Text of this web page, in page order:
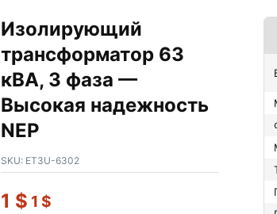
Изолирующий
трансформатор 63
кВА, 3 фаза —
Высокая надежность
NEP
SKU: ET3U-6302
1 $ 1 $